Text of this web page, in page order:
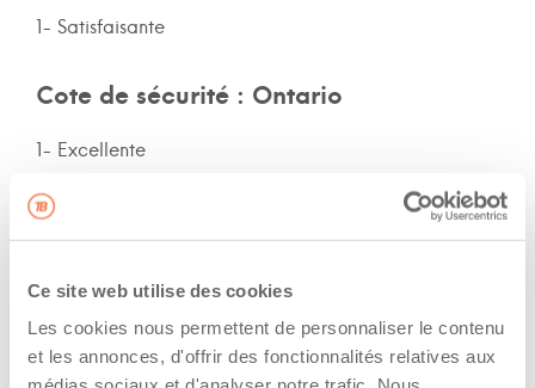
Ce site web utilise des cookies
Les cookies nous permettent de personnaliser le contenu
et les annonces, d'offrir des fonctionnalités relatives aux
1- Satisfaisante
Cote de sécurité : Ontario
1- Excellente
Cote de sécurité: autres provinces
Assurances et immatriculation